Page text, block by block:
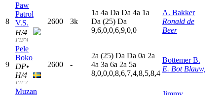
8
Paw
Patrol
V.S.
H/4
1'13"4
2600 3k
1a 4a Da Da 4a 1a
Da (25) Da
9,6,0,0,6,9,0,0
A. Bakker
Ronald de
Beer
9
Pele
Boko
DP•
H/4
1'11"7
2600 -
2a (25) Da Da 0a 2a
4a 3a 6a 2a 5a
8,0,0,0,8,6,7,4,8,5,8,4
Bottemer B.
E. Bot Blauw,
Muzan